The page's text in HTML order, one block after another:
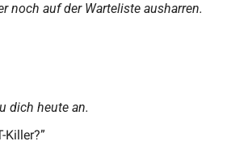
noch auf der Warteliste ausharren.
dich heute an.
Killer?”